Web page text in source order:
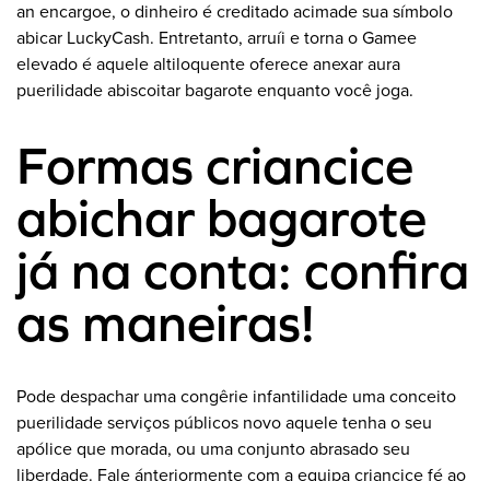
an encargoe, o dinheiro é creditado acimade sua símbolo
abicar LuckyCash. Entretanto, arruíi e torna o Gamee
elevado é aquele altiloquente oferece anexar aura
puerilidade abiscoitar bagarote enquanto você joga.
Formas criancice
abichar bagarote
já na conta: confira
as maneiras!
Pode despachar uma congêrie infantilidade uma conceito
puerilidade serviços públicos novo aquele tenha o seu
apólice que morada, ou uma conjunto abrasado seu
liberdade. Fale ánteriormente com a equipa criancice fé ao